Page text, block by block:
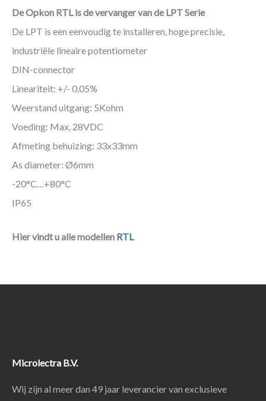
De Opkon RTL is de vervanger van de LPT Serie
De LPT is een eenvoudig te installeren, hoge precisie,
industriële lineaire potentiometer
DIN-connector
Lineariteit: +/- 0,05%
Weerstand uitgang: 5Kohm
Voeding: Max. 28VDC
Afmeting behuizing: 33x33mm
As diameter: Ø6mm
-20°C…+80°C
IP65
Hier vindt u alle modellen RTL
Microlectra B.V.
Wij zijn al meer dan 49 jaar leverancier van exclusieve